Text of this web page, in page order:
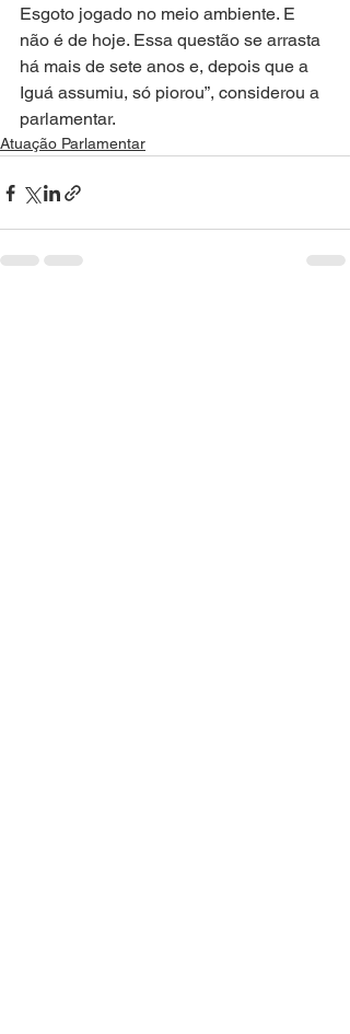
Esgoto jogado no meio ambiente. E
não é de hoje. Essa questão se arrasta
há mais de sete anos e, depois que a
Iguá assumiu, só piorou”, considerou a
parlamentar.
Atuação Parlamentar